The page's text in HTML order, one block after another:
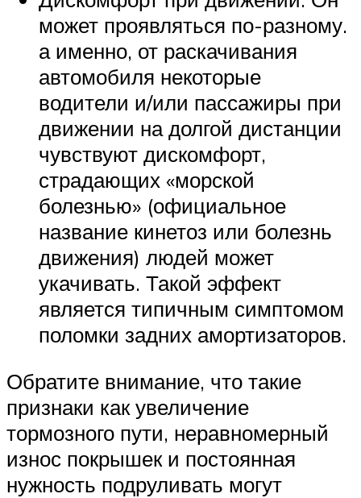
может проявляться по-разному.
а именно, от раскачивания
автомобиля некоторые
водители и/или пассажиры при
движении на долгой дистанции
чувствуют дискомфорт,
страдающих «морской
болезнью» (официальное
название кинетоз или болезнь
движения) людей может
укачивать. Такой эффект
является типичным симптомом
поломки задних амортизаторов.
Обратите внимание, что такие
признаки как увеличение
тормозного пути, неравномерный
износ покрышек и постоянная
нужность подруливать могут